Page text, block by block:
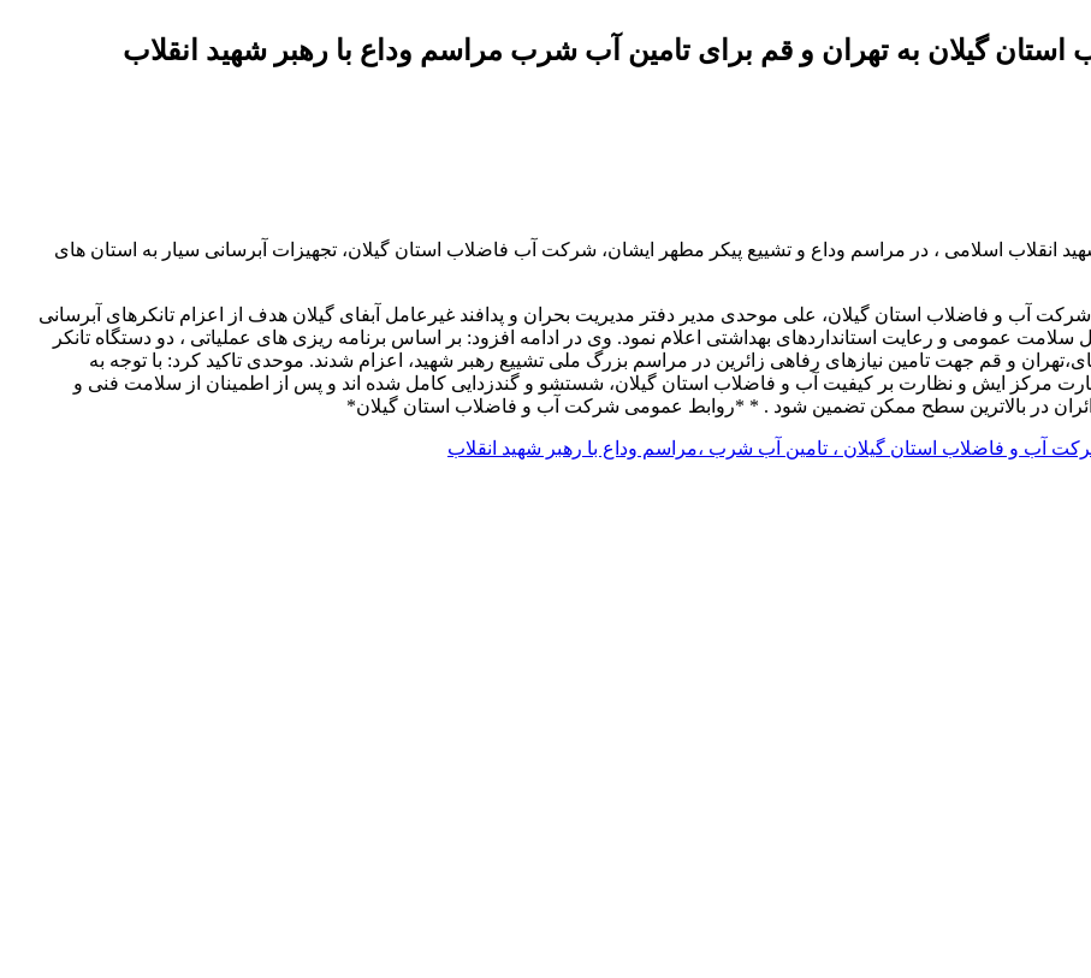
گیلان به تهران و قم برای تامین آب شرب مراسم وداع با رهبر شهید انقلاب
انقلاب اسلامی ، در مراسم وداع و تشییع پیکر مطهر ایشان، شرکت آب فاضلاب استان گیلان، تجهیزات آبرسانی سیار به استان های
آب و فاضلاب استان گیلان، علی موحدی مدیر دفتر مدیریت بحران و پدافند غیرعامل آبفای گیلان هدف از اعزام تانکرهای آبرسانی
عمومی و رعایت استانداردهای بهداشتی اعلام نمود. وی در ادامه افزود: بر اساس برنامه ریزی های عملیاتی ، دو دستگاه تانکر
های ۱۰ و ۶ مترمکعب به استان های،تهران و قم جهت تامین نیازهای رفاهی زائرین در مراسم بزرگ ملی تشییع رهبر شهید، اعزام شدند. موحدی تاکید کرد: با توجه به
ایش و نظارت بر کیفیت آب و فاضلاب استان گیلان، شستشو و گندزدایی کامل شده اند و پس از اطمینان از سلامت فنی و
در بالاترین سطح ممکن تضمین شود‌ . * *روابط عمومی شرکت آب و فاضلاب استان گیلان*
آب و فاضلاب استان گیلان ، تامین آب شرب ،مراسم وداع با رهبر شهید انقلاب